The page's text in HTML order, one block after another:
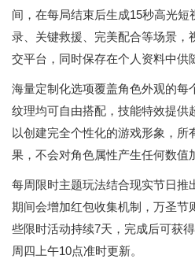
间，在每局结束后生成15秒高光
录、关键救援、完美配合等场景，
交平台，同时保存在个人资料中供
海量定制化选项覆盖角色外观的每
纹理均可自由搭配，技能特效提供
以创建完全个性化的游戏形象，所
果，不会对角色属性产生任何数值
每周限时主题玩法结合现实节日推
期间会增加红包收集机制，万圣节
些限时活动持续7天，完成后可获
周四上午10点准时更新。